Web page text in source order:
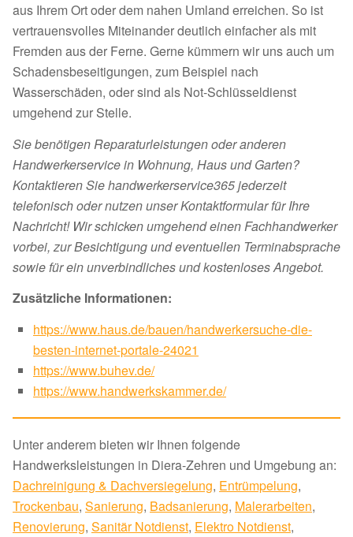
aus Ihrem Ort oder dem nahen Umland erreichen. So ist
vertrauensvolles Miteinander deutlich einfacher als mit
Fremden aus der Ferne. Gerne kümmern wir uns auch um
Schadensbeseitigungen, zum Beispiel nach
Wasserschäden, oder sind als Not-Schlüsseldienst
umgehend zur Stelle.
Sie benötigen Reparaturleistungen oder anderen
Handwerkerservice in Wohnung, Haus und Garten?
Kontaktieren Sie handwerkerservice365 jederzeit
telefonisch oder nutzen unser Kontaktformular für Ihre
Nachricht! Wir schicken umgehend einen Fachhandwerker
vorbei, zur Besichtigung und eventuellen Terminabsprache
sowie für ein unverbindliches und kostenloses Angebot.
Zusätzliche Informationen:
https://www.haus.de/bauen/handwerkersuche-die-
besten-internet-portale-24021
https://www.buhev.de/
https://www.handwerkskammer.de/
Unter anderem bieten wir Ihnen folgende
Handwerksleistungen in Diera-Zehren und Umgebung an:
Dachreinigung & Dachversiegelung, Entrümpelung,
Trockenbau, Sanierung, Badsanierung, Malerarbeiten,
Renovierung, Sanitär Notdienst, Elektro Notdienst,